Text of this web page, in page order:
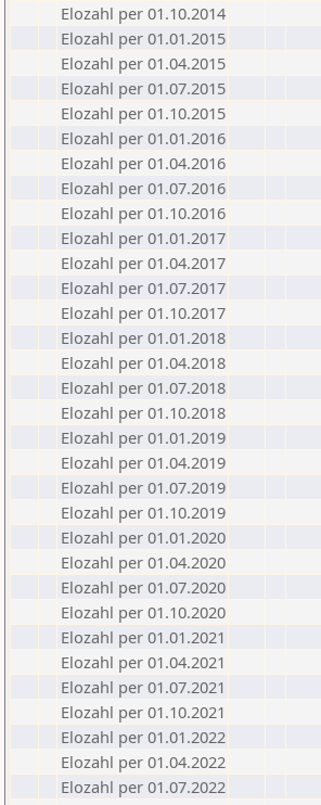
Elozahl per 01.10.2014
Elozahl per 01.01.2015
Elozahl per 01.04.2015
Elozahl per 01.07.2015
Elozahl per 01.10.2015
Elozahl per 01.01.2016
Elozahl per 01.04.2016
Elozahl per 01.07.2016
Elozahl per 01.10.2016
Elozahl per 01.01.2017
Elozahl per 01.04.2017
Elozahl per 01.07.2017
Elozahl per 01.10.2017
Elozahl per 01.01.2018
Elozahl per 01.04.2018
Elozahl per 01.07.2018
Elozahl per 01.10.2018
Elozahl per 01.01.2019
Elozahl per 01.04.2019
Elozahl per 01.07.2019
Elozahl per 01.10.2019
Elozahl per 01.01.2020
Elozahl per 01.04.2020
Elozahl per 01.07.2020
Elozahl per 01.10.2020
Elozahl per 01.01.2021
Elozahl per 01.04.2021
Elozahl per 01.07.2021
Elozahl per 01.10.2021
Elozahl per 01.01.2022
Elozahl per 01.04.2022
Elozahl per 01.07.2022